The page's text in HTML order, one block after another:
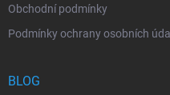
Obchodní podmínky
Podmínky ochrany osobních
BLOG